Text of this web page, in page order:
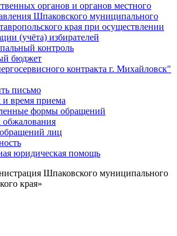
органов и органов местного
Шпаковского муниципального
края при осуществлении
(учёта) избирателей
контроль
бюджет
контракта г. Михайловск"
письмо
и время приема
формы обращений
обжалования
лиц
юридическая помощь
Шпаковского муниципального
края»